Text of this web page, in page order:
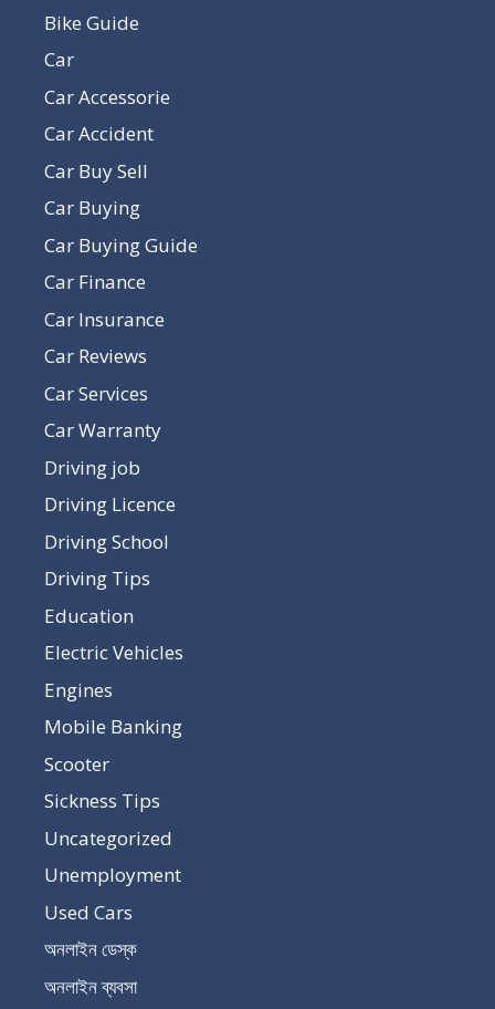
Bike Guide
Car
Car Accessorie
Car Accident
Car Buy Sell
Car Buying
Car Buying Guide
Car Finance
Car Insurance
Car Reviews
Car Services
Car Warranty
Driving job
Driving Licence
Driving School
Driving Tips
Education
Electric Vehicles
Engines
Mobile Banking
Scooter
Sickness Tips
Uncategorized
Unemployment
Used Cars
অনলাইন ডেস্ক
অনলাইন ব্যবসা